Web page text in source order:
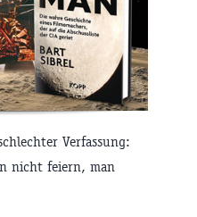
Verfassung:
nicht feiern, man